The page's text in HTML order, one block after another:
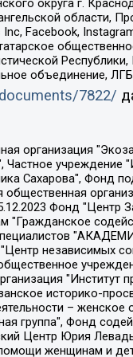
округа г.
области,
Facebook,
объединение,
7822/
семьям, Автономная некоммерческая организация "Институт глобализации и социальных движений", Фонд "В защиту прав заключенных", Частное учреждение "Центр поддержки и содействия развитию средств массовой информации", Пензенский региональный общественный благотворительный фонд "Гражданский союз", "Север.Реалии", Некоммерческая организация Фонд "Правовая инициатива", Общество с ограниченной ответственностью "Радио Свободная Европа/Радио Свобода", Чешское информационное агентство "MEDIUM-ORIENT", Красноярская региональная общественная организация "Мы против СПИДа", Камалягин Денис Николаевич, Маркелов Сергей Евгеньевич, Пономарев Лев Александрович, Савицкая Людмила Алексеевна, Автономная некоммерческая организация "Центр по работе с проблемой насилия "НАСИЛИЮ.НЕТ", Межрегиональный профессиональный союз работников здравоохранения "Альянс врачей", Юридическое лицо, зарегистрированное в Латвийской Республике, SIA "Medusa Project" (регистрационный номер 40103797863, дата регистрации 10.06.2014), Некоммерческая организация "Фонд по борьбе с коррупцией", Автономная некоммерческая организация "Институт права и публичной политики", Баданин Роман Сергеевич, Гликин Максим Александрович, Железнова Мария Михайловна,